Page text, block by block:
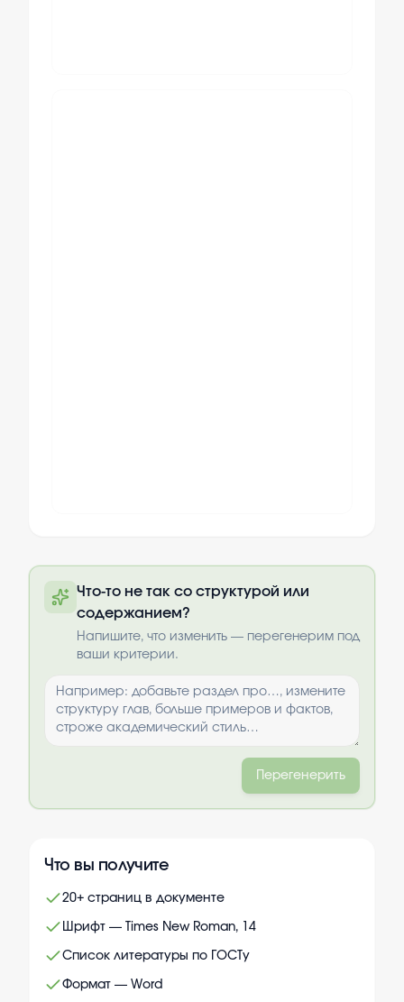
оплаты
Что-то не так со структурой или
содержанием?
Напишите, что изменить — перегенерим под
ваши критерии.
Перегенерить
Что вы получите
20+ страниц в документе
Шрифт — Times New Roman, 14
Список литературы по ГОСТу
Формат — Word